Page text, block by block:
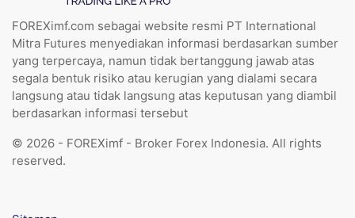
FOREXimf.com sebagai website resmi PT International
Mitra Futures menyediakan informasi berdasarkan sumber
yang terpercaya, namun tidak bertanggung jawab atas
segala bentuk risiko atau kerugian yang dialami secara
langsung atau tidak langsung atas keputusan yang diambil
berdasarkan informasi tersebut
© 2026 - FOREXimf - Broker Forex Indonesia. All rights
reserved.